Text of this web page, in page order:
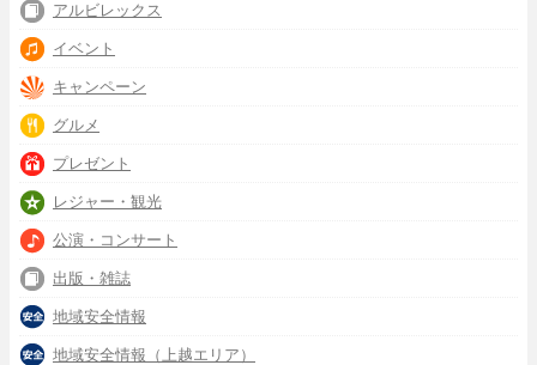
アルビレックス
イベント
キャンペーン
グルメ
プレゼント
レジャー・観光
公演・コンサート
出版・雑誌
地域安全情報
地域安全情報（上越エリア）